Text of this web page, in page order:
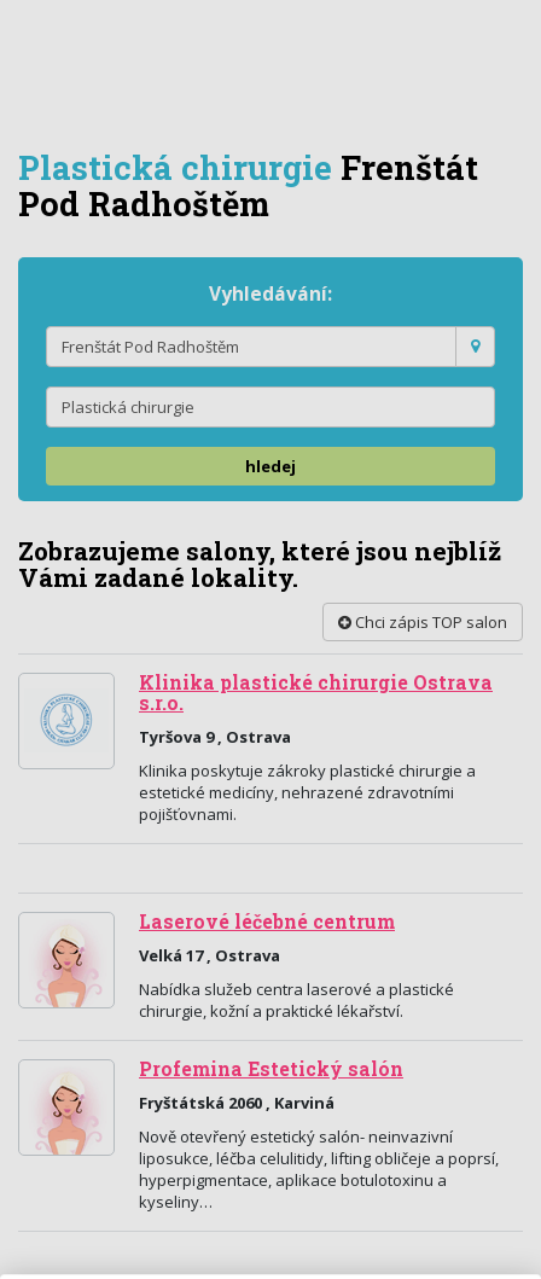
Plastická chirurgie Frenštát
Pod Radhoštěm
Vyhledávání:
hledej
Zobrazujeme salony, které jsou nejblíž
Vámi zadané lokality.
Chci zápis TOP salon
Klinika plastické chirurgie Ostrava
s.r.o.
Tyršova 9 , Ostrava
Klinika poskytuje zákroky plastické chirurgie a
estetické medicíny, nehrazené zdravotními
pojišťovnami.
Laserové léčebné centrum
Velká 17 , Ostrava
Nabídka služeb centra laserové a plastické
chirurgie, kožní a praktické lékařství.
Profemina Estetický salón
Fryštátská 2060 , Karviná
Nově otevřený estetický salón- neinvazivní
liposukce, léčba celulitidy, lifting obličeje a poprsí,
hyperpigmentace, aplikace botulotoxinu a
kyseliny…